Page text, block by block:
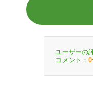
ユーザーの
コメント： 0